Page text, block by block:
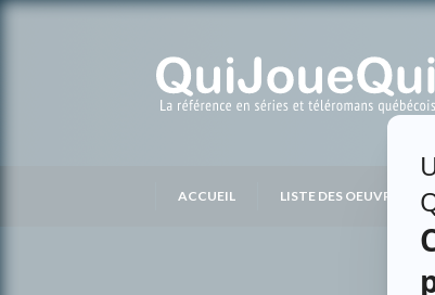
ACCUEIL LISTE DES OEUVRES